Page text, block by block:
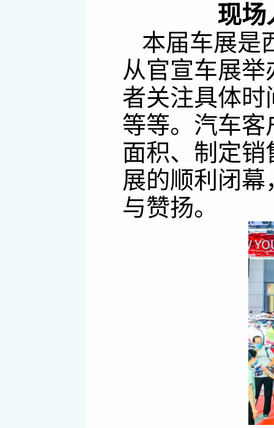
现
本届车展是
从官宣车展
者关注具体
等等。汽车
面积、制定
展的顺利闭
与赞扬。